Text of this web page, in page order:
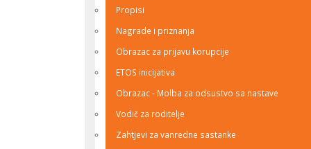
Propisi
Nagrade i priznanja
Obrazac za prijavu korupcije
ETOS inicijativa
Obrazac - Molba za odsustvo sa nastave
Vodič za roditelje
Zahtjevi za vanredne sastanke